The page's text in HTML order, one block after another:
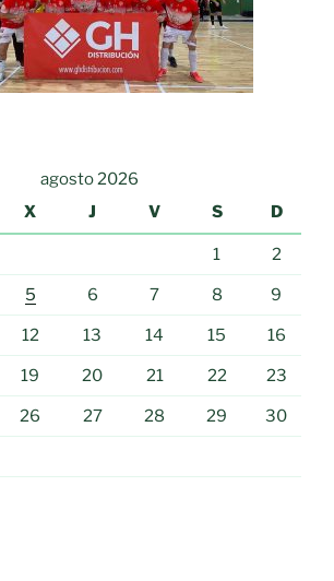
agosto 2026
X J V S D
1 2
5 6 7 8 9
12 13 14 15 16
19 20 21 22 23
26 27 28 29 30